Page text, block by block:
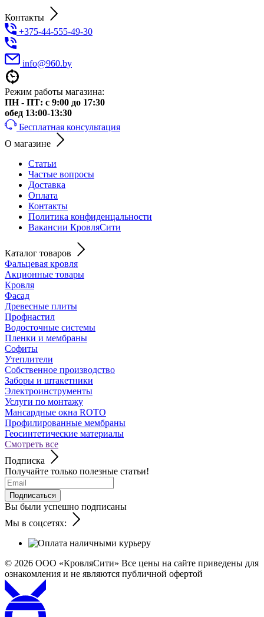
Контакты
+375-44-555-49-30
info@960.by
Режим работы магазина:
ПН - ПТ: с 9:00 до 17:30
обед 13:00-13:30
Бесплатная консультация
О магазине
Статьи
Частые вопросы
Доставка
Оплата
Контакты
Политика конфиденцальности
Вакансии КровляСити
Каталог товаров
Фальцевая кровля
Акционные товары
Кровля
Фасад
Древесные плиты
Профнастил
Водосточные системы
Пленки и мембраны
Софиты
Утеплители
Собственное производство
Заборы и штакетники
Электроинструменты
Услуги по монтажу
Мансардные окна ROTO
Профилированные мембраны
Геосинтетические материалы
Смотреть все
Подписка
Получайте только полезные статьи!
Подписаться
Вы были успешно подписаны
Мы в соцсетях:
© 2026 ООО «КровляСити» Все цены на сайте приведены для
ознакомления и не являются публичной офертой